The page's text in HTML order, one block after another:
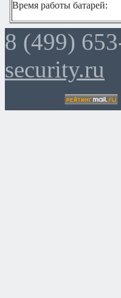
Время работы батарей:
8 (499)
security.ru